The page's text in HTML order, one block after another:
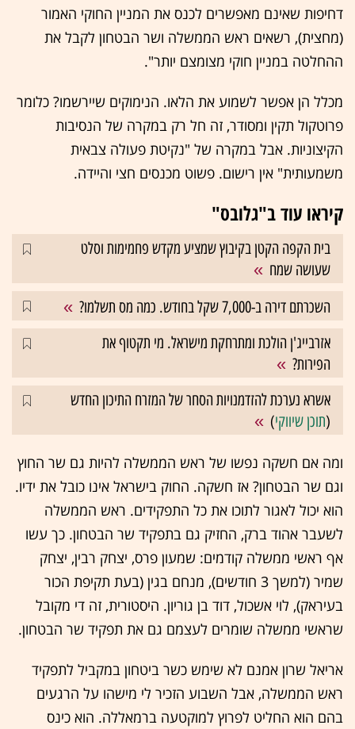
דחיפות שאינם מאפשרים לכנס את המניין החוקי האמור
(מחצית), רשאים ראש הממשלה ושר הבטחון לקבל את
ההחלטה במניין חוקי מצומצם יותר".
מכלל הן אפשר לשמוע את הלאו. הנימוקים שיירשמו? כלומר
פרוטקול תקין ומסודר, זה חל רק במקרה של הנסיבות
הקיצוניות. אבל במקרה של "נקיטת פעולה צבאית
משמעותית" אין רישום. פשוט מכנסים חצי והיידה.
קיראו עוד ב"גלובס"
בית הקפה הקטן בקיבוץ שמציע מקדש פחמימות וסלט
שעושה שמח
השכרתם דירה ב-7,000 שקל בחודש. כמה מס תשלמו?
אזרבייג'ן הולכת ומתרחקת מישראל. מי תקטוף את
הפירות?
אשרא נערכת להזדמנויות הסחר של המזרח התיכון החדש
(תוכן שיווקי)
ומה אם חשקה נפשו של ראש הממשלה להיות גם שר החוץ
וגם שר הבטחון? אז חשקה. החוק בישראל אינו כובל את ידיו.
הוא יכול לאגור לתוכו את כל התפקידים. ראש הממשלה
לשעבר אהוד ברק, החזיק גם בתפקיד שר הבטחון. כך עשו
אף ראשי ממשלה קודמים: שמעון פרס, יצחק רבין, יצחק
שמיר (למשך 3 חודשים), מנחם בגין (בעת תקיפת הכור
בעיראק), לוי אשכול, דוד בן גוריון. היסטורית, זה די מקובל
שראשי ממשלה שומרים לעצמם גם את תפקיד שר הבטחון.
אריאל שרון אמנם לא שימש כשר ביטחון במקביל לתפקיד
ראש הממשלה, אבל השבוע הזכיר לי מישהו על הרגעים
בהם הוא החליט לפרוץ למוקטעה ברמאללה. הוא כינס